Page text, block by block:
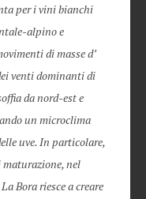
per i vini bianchi
alpino e
di masse d’
venti dominanti di
da nord-est e
un microclima
uve. In particolare,
maturazione, nel
Bora riesce a creare